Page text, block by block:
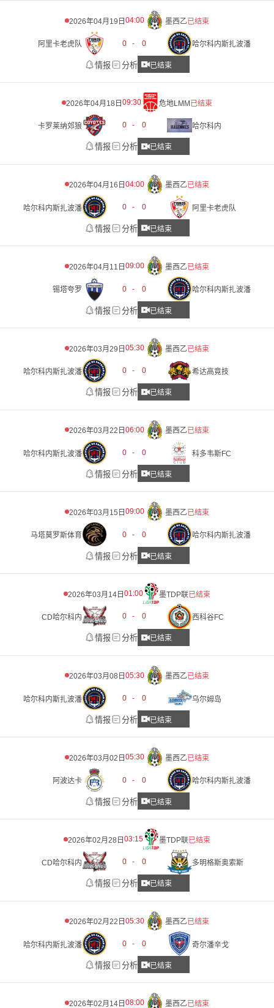
2026年04月19日 04:00 墨西乙已结束
阿里卡老虎队 0 - 0 哈尔科内斯扎波潘
情报 分析 已结束
2026年04月18日09:30 危地LMM已结束
卡罗莱纳郊狼 0 - 0 哈尔科内
情报 分析 已结束
2026年04月16日 04:00 墨西乙已结束
哈尔科内斯扎波潘 0 - 0 阿里卡老虎队
情报 分析 已结束
2026年04月11日 09:00 墨西乙已结束
锡塔夸罗 0 - 0 哈尔科内斯扎波潘
情报 分析 已结束
2026年03月29日 05:30 墨西乙已结束
哈尔科内斯扎波潘 0 - 0 希达高竟技
情报 分析 已结束
2026年03月22日 06:00 墨西乙已结束
哈尔科内斯扎波潘 0 - 0 科多韦斯FC
情报 分析 已结束
2026年03月15日 09:00 墨西乙已结束
马塔莫罗斯体育 0 - 0 哈尔科内斯扎波潘
情报 分析 已结束
2026年03月14日01:00 墨TDP联已结束
CD哈尔科内 0 - 0 西科谷FC
情报 分析 已结束
2026年03月08日 05:30 墨西乙已结束
哈尔科内斯扎波潘 0 - 0 乌尔姆岛
情报 分析 已结束
2026年03月02日 05:30 墨西乙已结束
阿波达卡 0 - 0 哈尔科内斯扎波潘
情报 分析 已结束
2026年02月28日03:15 墨TDP联已结束
CD哈尔科内 0 - 0 多明格斯奥索斯
情报 分析 已结束
2026年02月22日 05:30 墨西乙已结束
哈尔科内斯扎波潘 0 - 0 奇尔潘辛戈
情报 分析 已结束
2026年02月14日 08:00 墨西乙已结束